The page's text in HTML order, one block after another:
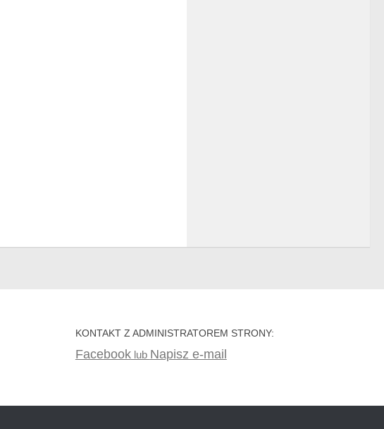
KONTAKT Z ADMINISTRATOREM STRONY:
Facebooklub Napisz e-mail